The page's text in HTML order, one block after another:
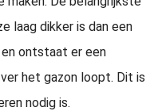
laag dikker is dan een
ontstaat er een
het gazon loopt. Dit is
nodig is.